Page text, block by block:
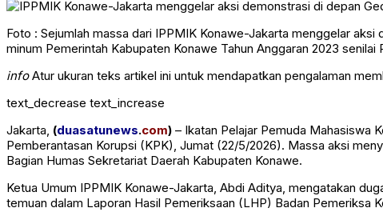
Foto : Sejumlah massa dari IPPMIK Konawe-Jakarta menggelar
minum Pemerintah Kabupaten Konawe Tahun Anggaran 2023 senilai
infoAtur ukuran teks artikel ini untuk mendapatkan pengalaman
text_decrease text_increase
Jakarta, (duasatunews.com) – Ikatan Pelajar Pemuda Mahasiswa
Pemberantasan Korupsi (KPK), Jumat (22/5/2026). Massa aksi
Bagian Humas Sekretariat Daerah Kabupaten Konawe.
Ketua Umum IPPMIK Konawe-Jakarta, Abdi Aditya, mengatakan
temuan dalam Laporan Hasil Pemeriksaan (LHP) Badan Pemeriksa